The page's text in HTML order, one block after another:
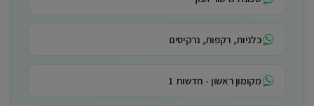
כלניות, רקפות, נרקיסים
מקומון ראשון - חדשות 1